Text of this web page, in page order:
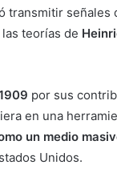
transmitir señales
teorías de
por sus
en una
un medio
Unidos.